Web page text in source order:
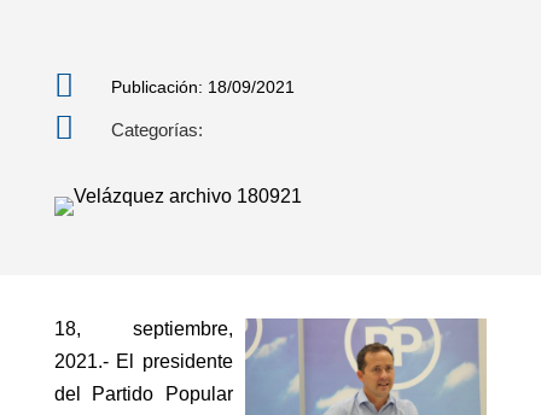
 Publicación: 18/09/2021
 Categorías:
18, septiembre,
2021.- El presidente
del Partido Popular